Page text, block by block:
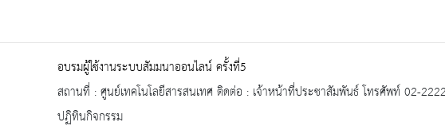
อบรมผู้ใช้งานระบบสัมมนาออนไลน์ ครั้งที่5
สถานที่ : ศูนย์เทคโนโลยีสารสนเทศ ติดต่อ : เจ้าหน้าที่ประชาสัมพันธ์ โทรศัพท์ 02-
ปฏิทินกิจกรรม